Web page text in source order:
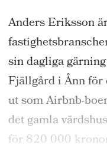
Anders Eriksson
sin dagliga
Fjällgård i Ånn för
ut som Airbnb-
det gamla
för 820 000